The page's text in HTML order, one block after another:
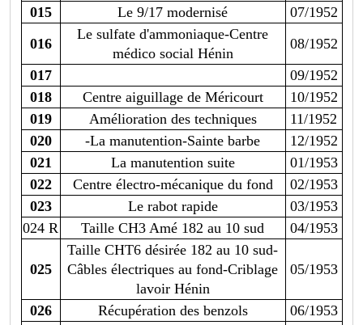
015
Le 9/17 modernisé
07/1952
016
Le sulfate d'ammoniaque-Centre
médico social Hénin
08/1952
017
09/1952
018
Centre aiguillage de Méricourt
10/1952
019
Amélioration des techniques
11/1952
020
-La manutention-Sainte barbe
12/1952
021
La manutention suite
01/1953
022
Centre électro-mécanique du fond
02/1953
023
Le rabot rapide
03/1953
024 R
Taille CH3 Amé 182 au 10 sud 04/1953
025
Taille CHT6 désirée 182 au 10 sud-
Câbles électriques au fond-Criblage
lavoir Hénin
05/1953
026 Récupération des benzols
06/1953